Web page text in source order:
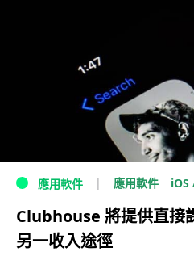
應用軟件 應用軟件 iOS
Clubhouse 將提供直
另一收入途徑